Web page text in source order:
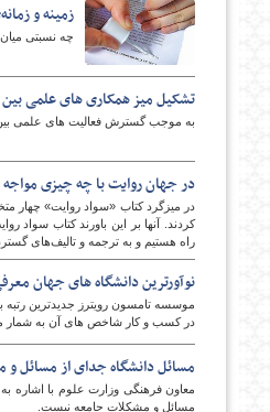
زمینه و
چه نسبتی
تشکیل میز همکاری های علمی بین
به موجب گسترش فعالیت های علمی بین
در جهان روایت با چه چیزی
در میزگرد کتاب «سواد روایت» چهار
کردند. آنها بر این باورند کتاب
راه هستیم و به ترجمه و تالیف‌های
نوآورترین دانشگاه های جهان
موسسه تامسون رویترز جدیدترین رتبه
در کسب و کار شاخص های آن به شمار
مسائل دانشگاه جدای از مسائل
معاون فرهنگی وزارت علوم با اشاره
مسائل و مشکلات جامعه نیست.